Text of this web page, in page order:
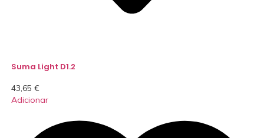
Suma Light D1.2
43,65 €
Adicionar